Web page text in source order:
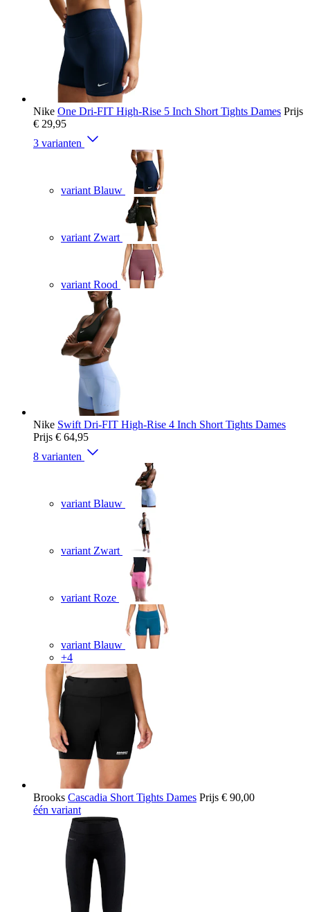
Nike One Dri-FIT High-Rise 5 Inch Short Tights Dames Prijs
€ 29,95
3 varianten
variant Blauw
variant Zwart
variant Rood
Nike Swift Dri-FIT High-Rise 4 Inch Short Tights Dames
Prijs € 64,95
8 varianten
variant Blauw
variant Zwart
variant Roze
variant Blauw
+4
Brooks Cascadia Short Tights Dames Prijs € 90,00
één variant